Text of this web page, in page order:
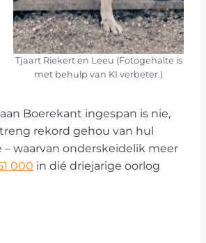
Tjaart Riekert en Leeu (Fotogehalte is
met behulp van KI verbeter.)
Boerekant ingespan is nie,
rekord gehou van hul
waarvan onderskeidelik meer
000 in dié driejarige oorlog